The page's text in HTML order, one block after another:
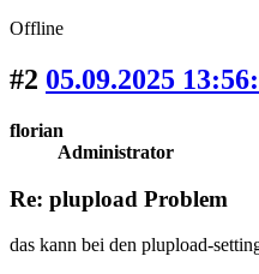
Offline
#2 05.09.2025
florian
Administrator
Re: plupload Problem
das kann bei den plupload-